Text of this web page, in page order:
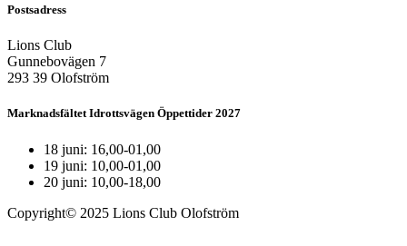
Postsadress
Lions Club
Gunnebovägen 7
293 39 Olofström
Marknadsfältet Idrottsvägen Öppettider 2027
18 juni: 16,00-01,00
19 juni: 10,00-01,00
20 juni: 10,00-18,00
Copyright© 2025 Lions Club Olofström